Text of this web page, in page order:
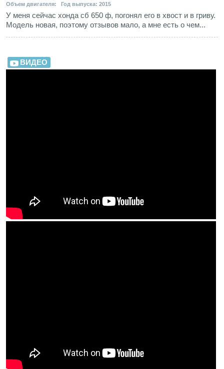
Объем двигателя: Год выпуска: 2015
У меня сейчас хонда сб 650 ф, погонял его в хвост и в гриву.
Модель новая, поэтому отзывов мало, а мне есть о чем...
ВИДЕО